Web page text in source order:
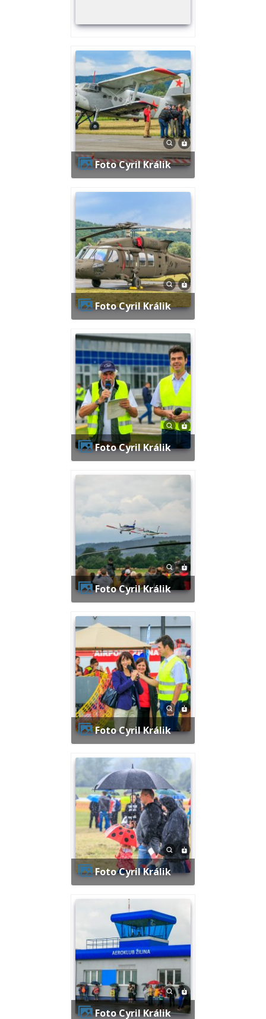
Foto Cyril Králik
Foto Cyril Králik
Foto Cyril Králik
Foto Cyril Králik
Foto Cyril Králik
Foto Cyril Králik
Foto Cyril Králik